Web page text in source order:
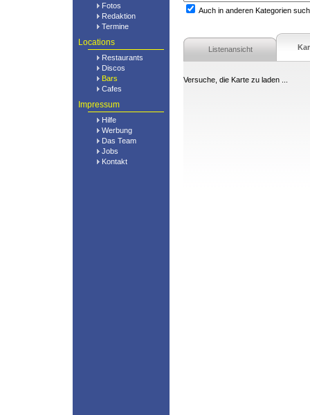
Fotos
Redaktion
Termine
Locations
Restaurants
Discos
Bars
Cafes
Impressum
Hilfe
Werbung
Das Team
Jobs
Kontakt
Auch in anderen Kategorien
Listenansicht
Versuche, die Karte zu laden ...